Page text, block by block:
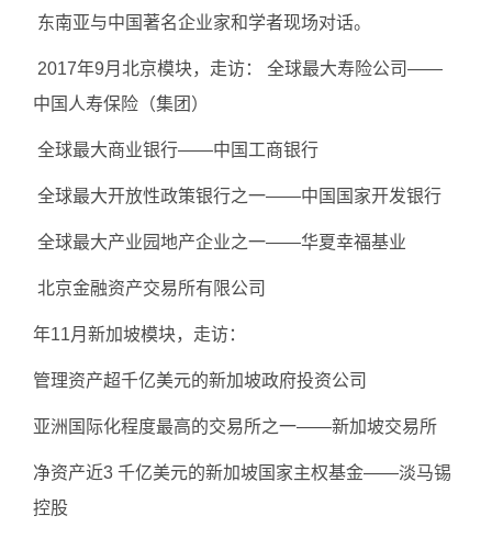
东南亚与中国著名企业家和学者现场对话。
2017年9月北京模块，走访： 全球最大寿险公司——
中国人寿保险（集团）
全球最大商业银行——中国工商银行
全球最大开放性政策银行之一——中国国家开发银行
全球最大产业园地产企业之一——华夏幸福基业
北京金融资产交易所有限公司
年11月新加坡模块，走访：
管理资产超千亿美元的新加坡政府投资公司
亚洲国际化程度最高的交易所之一——新加坡交易所
净资产近3 千亿美元的新加坡国家主权基金——淡马锡
控股